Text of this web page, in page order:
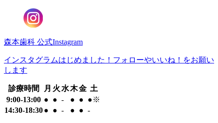
森本歯科 公式Instagram
インスタグラムはじめました！ フォローやいいね！をお願い
します
診療時間 月 火 水木金 土
9:00-13:00 ● ● - ● ● ●※
14:30-18:30● ● - ● ● -